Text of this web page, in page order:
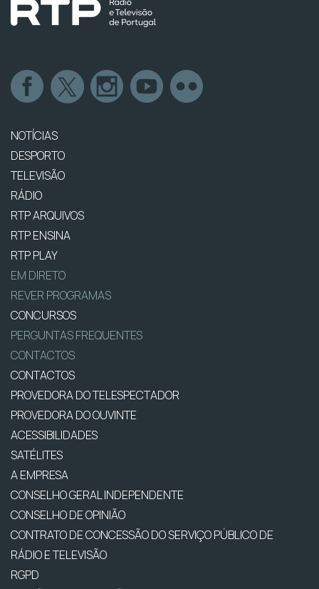
NOTÍCIAS
DESPORTO
TELEVISÃO
RÁDIO
RTP ARQUIVOS
RTP ENSINA
RTP PLAY
EM DIRETO
REVER PROGRAMAS
CONCURSOS
PERGUNTAS FREQUENTES
CONTACTOS
CONTACTOS
PROVEDORA DO TELESPECTADOR
PROVEDORA DO OUVINTE
ACESSIBILIDADES
SATÉLITES
A EMPRESA
CONSELHO GERAL INDEPENDENTE
CONSELHO DE OPINIÃO
CONTRATO DE CONCESSÃO DO SERVIÇO PÚBLICO DE
RÁDIO E TELEVISÃO
RGPD